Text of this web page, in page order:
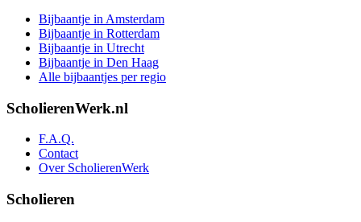
Bijbaantje in Amsterdam
Bijbaantje in Rotterdam
Bijbaantje in Utrecht
Bijbaantje in Den Haag
Alle bijbaantjes per regio
ScholierenWerk.nl
F.A.Q.
Contact
Over ScholierenWerk
Scholieren